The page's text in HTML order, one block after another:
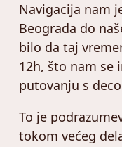
Navigacija nam
Beograda do
bilo da taj
12h, što nam se
putovanju s
To je
tokom većeg